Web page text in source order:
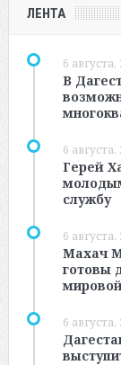
ЛЕНТА
6 августа,
В
6 августа,
Герей
службу
6 августа,
Махач
готовы
6 августа,